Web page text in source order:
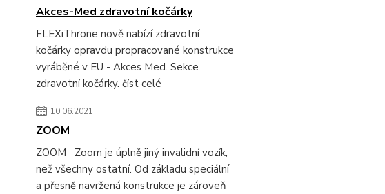
Akces-Med zdravotní kočárky
FLEXiThrone nově nabízí zdravotní
kočárky opravdu propracované konstrukce
vyráběné v EU - Akces Med. Sekce
zdravotní kočárky. číst celé
10.06.2021
ZOOM
ZOOM Zoom je úplně jiný invalidní vozík,
než všechny ostatní. Od základu speciální
a přesně navržená konstrukce je zároveň